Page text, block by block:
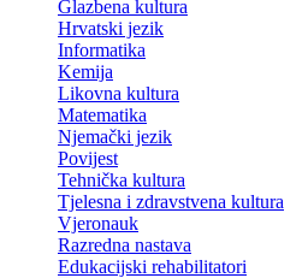
Glazbena kultura
Hrvatski jezik
Informatika
Kemija
Likovna kultura
Matematika
Njemački jezik
Povijest
Tehnička kultura
Tjelesna i zdravstvena kultura
Vjeronauk
Razredna nastava
Edukacijski rehabilitatori